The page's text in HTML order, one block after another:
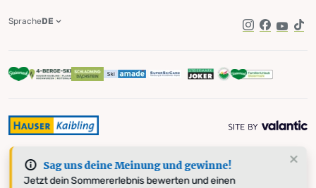
Sag uns deine Meinung und gewinne!
Jetzt dein Sommererlebnis bewerten und einen
Instagram
Facebook
SpracheDE